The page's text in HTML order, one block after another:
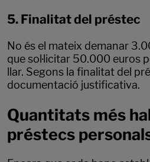
5. Finalitat del préstec
No és el mateix demanar
que sol·licitar 50.000 euros
llar. Segons la finalitat del
documentació justificativa.
Quantitats més
préstecs